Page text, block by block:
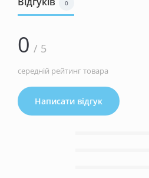
0
0 / 5
середній рейтинг товара
Написати відгук